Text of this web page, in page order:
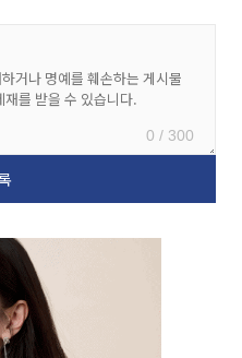
0 / 300